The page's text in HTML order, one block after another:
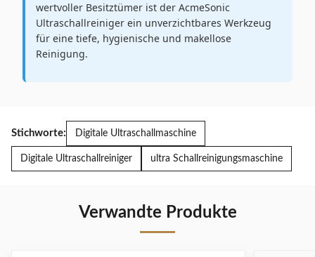
wertvoller Besitztümer ist der AcmeSonic
Ultraschallreiniger ein unverzichtbares Werkzeug
für eine tiefe, hygienische und makellose
Reinigung.
Stichworte: Digitale Ultraschallmaschine
Digitale Ultraschallreiniger ultra Schallreinigungsmaschine
Verwandte Produkte